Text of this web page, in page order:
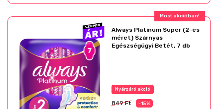
Most akcióban!
Always Platinum Super (2-es
méret) Szárnyas
Egészségügyi Betét, 7 db
Nyárzáró akció
849 Ft -15%